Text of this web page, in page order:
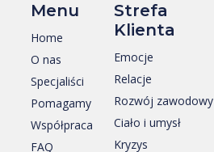
Menu
Home
O nas
Specjaliści
Pomagamy
Współpraca
FAQ
Strefa
Klienta
Emocje
Relacje
Rozwój zawodowy
Ciało i umysł
Kryzys